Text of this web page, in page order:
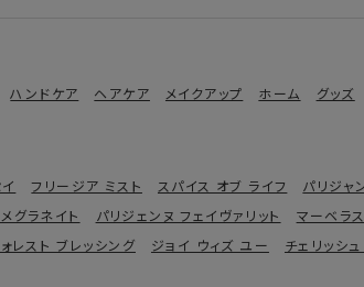
ハンドケア ヘアケア メイクアップ ホーム グッズ
フリージア ミスト スパイス オブ ライフ パリジャ
グラネイト パリジェンヌ フェイヴァリット マーベラ
レスト ブレッシング ジョイ ウィズ ユー チェリッシ